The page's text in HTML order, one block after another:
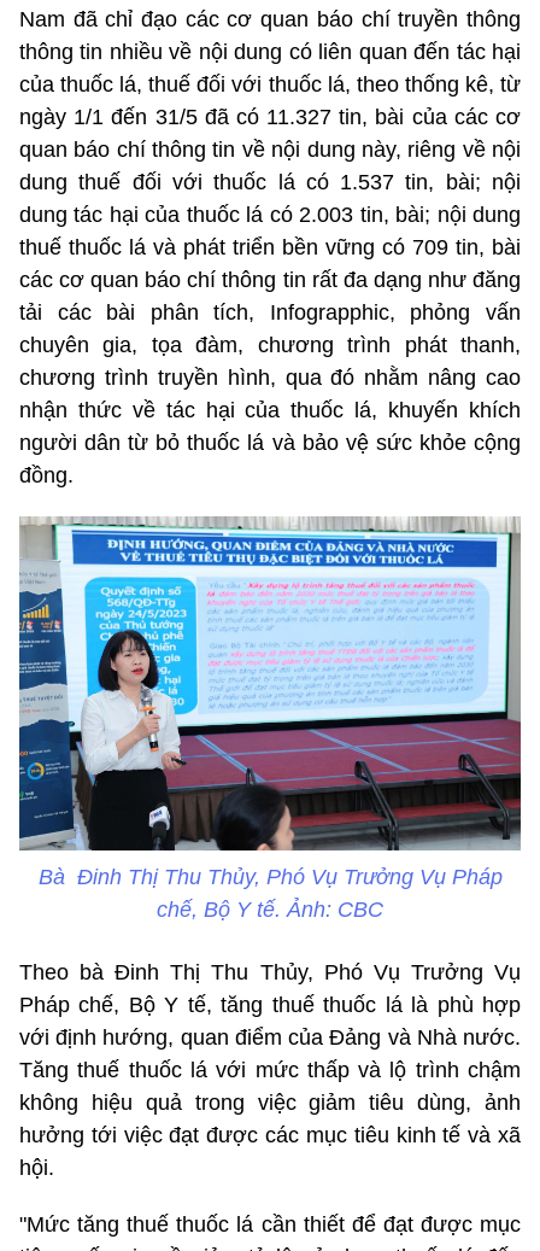
Nam đã chỉ đạo các cơ quan báo chí truyền thông
thông tin nhiều về nội dung có liên quan đến tác hại
của thuốc lá, thuế đối với thuốc lá, theo thống kê, từ
ngày 1/1 đến 31/5 đã có 11.327 tin, bài của các cơ
quan báo chí thông tin về nội dung này, riêng về nội
dung thuế đối với thuốc lá có 1.537 tin, bài; nội
dung tác hại của thuốc lá có 2.003 tin, bài; nội dung
thuế thuốc lá và phát triển bền vững có 709 tin, bài
các cơ quan báo chí thông tin rất đa dạng như đăng
tải các bài phân tích, Infograpphic, phỏng vấn
chuyên gia, tọa đàm, chương trình phát thanh,
chương trình truyền hình, qua đó nhằm nâng cao
nhận thức về tác hại của thuốc lá, khuyến khích
người dân từ bỏ thuốc lá và bảo vệ sức khỏe cộng
đồng.
Bà Đinh Thị Thu Thủy, Phó Vụ Trưởng Vụ Pháp
chế, Bộ Y tế. Ảnh: CBC
Theo bà Đinh Thị Thu Thủy, Phó Vụ Trưởng Vụ
Pháp chế, Bộ Y tế, tăng thuế thuốc lá là phù hợp
với định hướng, quan điểm của Đảng và Nhà nước.
Tăng thuế thuốc lá với mức thấp và lộ trình chậm
không hiệu quả trong việc giảm tiêu dùng, ảnh
hưởng tới việc đạt được các mục tiêu kinh tế và xã
hội.
"Mức tăng thuế thuốc lá cần thiết để đạt được mục